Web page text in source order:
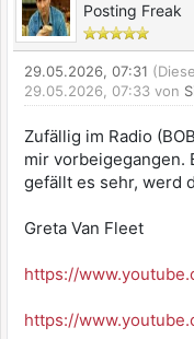
Posting Freak
29.05.2026, 07:31
29.05.2026, 07:33 von
Zufällig im Radio
mir vorbeigegangen.
gefällt es sehr, werd
Greta Van Fleet
https://
https://